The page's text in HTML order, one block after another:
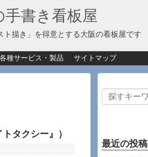
手書き看板屋
ト描き」を得意とする大阪の看板屋です
各種サービス・製品 サイトマップ
タクシー』）
最近の投稿